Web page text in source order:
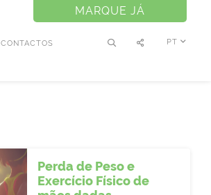
CONTACTOS PT
MARQUE JÁ
Perda de Peso e
Exercício Físico de